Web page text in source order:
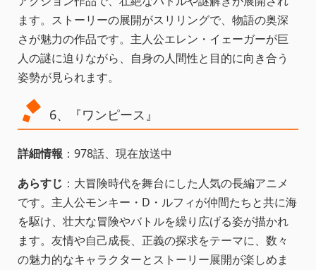
ます。ストーリーの展開がスリリングで、物語の奥深
さが魅力の作品です。主人公エレン・イェーガーが巨
人の謎に迫りながら、自身の人間性と目的に向き合う
姿勢が見られます。
6、『ワンピース』
詳細情報 ：978話、現在放送中
あらすじ ：大冒険時代を舞台にした人気の長編アニメ
です。主人公モンキー・D・ルフィが仲間たちと共に海
を駆け、壮大な冒険やバトルを繰り広げる姿が描かれ
ます。友情や自己成長、正義の探求をテーマに、数々
の魅力的なキャラクターとストーリー展開が楽しめま